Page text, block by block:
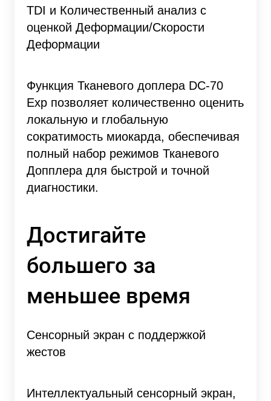
TDI и Количественный анализ с
оценкой Деформации/Скорости
Деформации
Функция Тканевого доплера DC-70
Exp позволяет количественно оценить
локальную и глобальную
сократимость миокарда, обеспечивая
полный набор режимов Тканевого
Допплера для быстрой и точной
диагностики.
Достигайте
большего за
меньшее время
Сенсорный экран с поддержкой
жестов
Интеллектуальный сенсорный экран,